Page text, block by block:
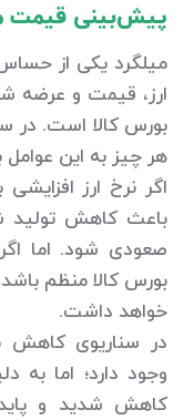
پیش‌بینی قیمت
میلگرد یکی از
ارز، قیمت و
هر چیز به این
اگر نرخ ارز
باعث کاهش تولید
صعودی شود. اما
بورس کالا منظم
خواهد داشت.
در سناریوی کاهش
وجود دارد؛ اما به
کاهش شدید و